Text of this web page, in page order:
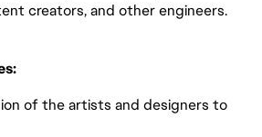
creators, and other engineers.
of the artists and designers to